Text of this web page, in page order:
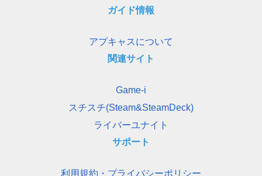
ガイド情報
アプキャスについて
関連サイト
Game-i
スチスチ(Steam&SteamDeck)
ライバーユナイト
サポート
利用規約・プライバシーポリシー